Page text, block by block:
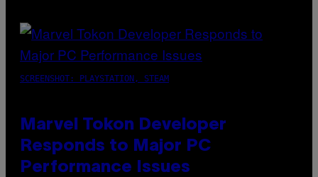
SCREENSHOT: PLAYSTATION, STEAM
Marvel Tokon Developer
Responds to Major PC
Performance Issues